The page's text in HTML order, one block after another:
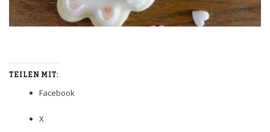
TEILEN MIT:
Facebook
X